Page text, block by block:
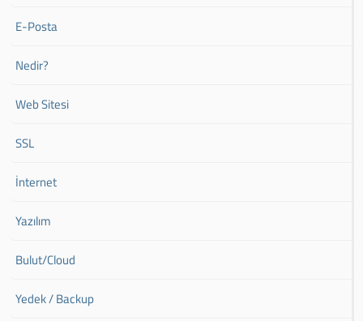
E-Posta
Nedir?
Web Sitesi
SSL
İnternet
Yazılım
Bulut/Cloud
Yedek / Backup